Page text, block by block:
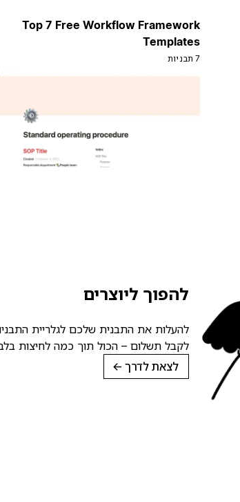
Top 7 Free Workflow Framework
Templates
7 תבניות
להפוך ליוצרים
לקבל תשלום – הכול תוך כמה לחיצות
לצאת לדרך →